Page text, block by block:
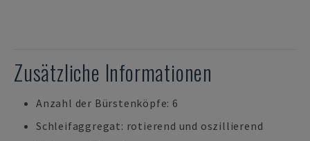
Zusätzliche Informationen
Anzahl der Bürstenköpfe: 6
Schleifaggregat: rotierend und oszillierend